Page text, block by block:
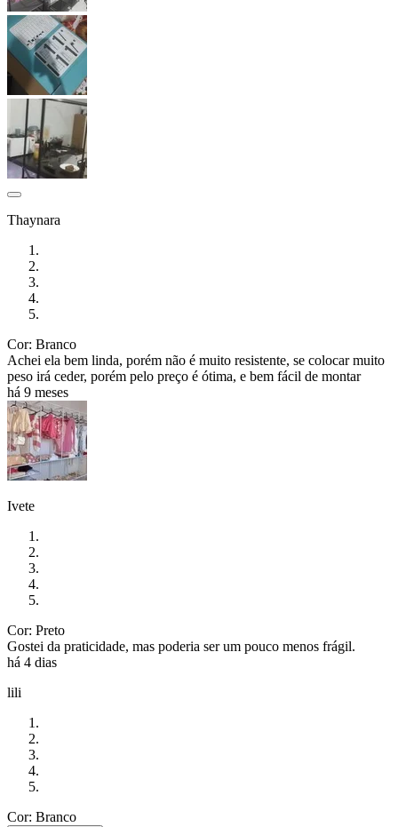
Thaynara
Cor: Branco
Achei ela bem linda, porém não é muito resistente, se colocar muito
peso irá ceder, porém pelo preço é ótima, e bem fácil de montar
há 9 meses
Ivete
Cor: Preto
Gostei da praticidade, mas poderia ser um pouco menos frágil.
há 4 dias
lili
Cor: Branco